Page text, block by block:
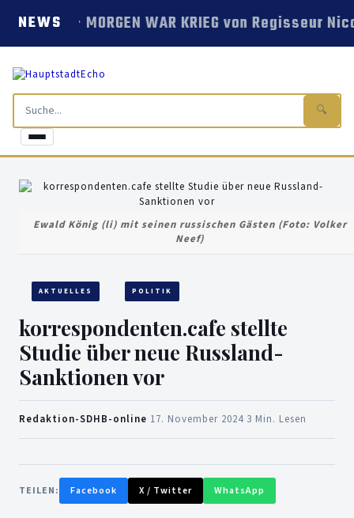
NEWS MORGEN WAR KRIEG von Regisseur
🔍
Ewald König (li) mit seinen russischen Gästen (Foto: Volker
Neef)
AKTUELLES POLITIK
korrespondenten.cafe stellte
Studie über neue Russland-
Sanktionen vor
Redaktion-SDHB-online 17. November 2024 3 Min. Lesen
TEILEN: Facebook X / Twitter WhatsApp